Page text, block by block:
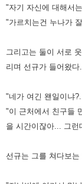
"자기 자신에 대해서
"가르치는건 누나가
그리고는 둘이 서로
리며 선규가 들어왔다.
"네가 여긴 왠일이냐
"이 근처에서 친구들
을 시간이잖아... 그
선규는 그를 쳐다보